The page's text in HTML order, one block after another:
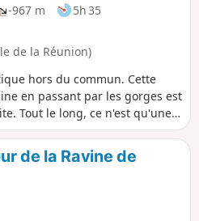
-967 m
5h 35
de la Réunion)
hors du commun. Cette
en passant par les gorges est
Tout le long, ce n'est qu'une
et de passages très étroits
Il faudra très souvent se
magnifique zone et c'est ce qui
Le GPS capte cependant
encaissés.
de la Ravine de